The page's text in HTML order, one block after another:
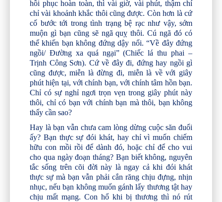
hồi phục hoàn toàn, thì vài giờ, vài phút, thậm chí
chỉ vài khoảnh khắc thôi cũng được. Còn hơn là cứ
cố bước tới trong tình trạng bệ rạc như vậy, sớm
muộn gì bạn cũng sẽ ngã quỵ thôi. Cú ngã đó có
thể khiến bạn không đứng dậy nổi. “Về đây đứng
ngồi/ Đường xa quá ngại” (Chiếc lá thu phai –
Trịnh Công Sơn). Cứ về đây đi, đứng hay ngồi gì
cũng được, miễn là đừng đi, miễn là về với giây
phút hiện tại, với chính bạn, với chính tâm hồn bạn.
Chỉ có sự nghỉ ngơi trọn vẹn trong giây phút này
thôi, chỉ có bạn với chính bạn mà thôi, bạn không
thấy cần sao?
Hay là bạn vẫn chưa cam lòng dừng cuộc săn đuổi
ấy? Bạn thực sự đói khát, hay chỉ vì muốn chiếm
hữu con mồi rồi để dành đó, hoặc chỉ để cho vui
cho qua ngày đoạn tháng? Bạn biết không, nguyên
tắc sống trên cõi đời này là ngay cả khi đói khát
thực sự mà bạn vẫn phải cắn răng chịu đựng, nhịn
nhục, nếu bạn không muốn gánh lấy thương tật hay
chịu mất mạng. Con hổ khi bị thương thì nó rút